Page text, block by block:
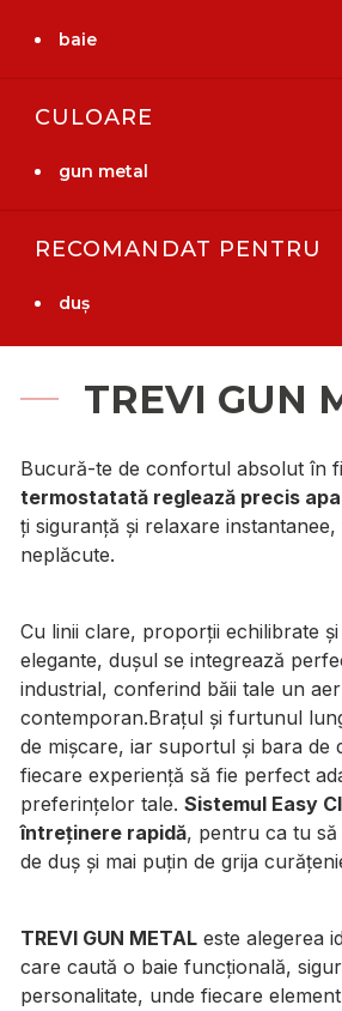
TREVI GUN
Bucură-te de confortul absolut în
termostatată reglează precis apa
ți siguranță și relaxare
neplăcute.
Cu linii clare, proporții echilibrate
elegante, dușul se integrează
industrial, conferind băii tale un
contemporan.Brațul și furtunul
de mișcare, iar suportul și bara de
fiecare experiență să fie perfect
preferințelor tale. Sistemul Easy
întreținere rapidă, pentru ca tu
de duș și mai puțin de grija
TREVI GUN METAL este alegerea
care caută o baie funcțională,
personalitate, unde fiecare
baie
CULOARE
gun metal
RECOMANDAT PENTRU
duș